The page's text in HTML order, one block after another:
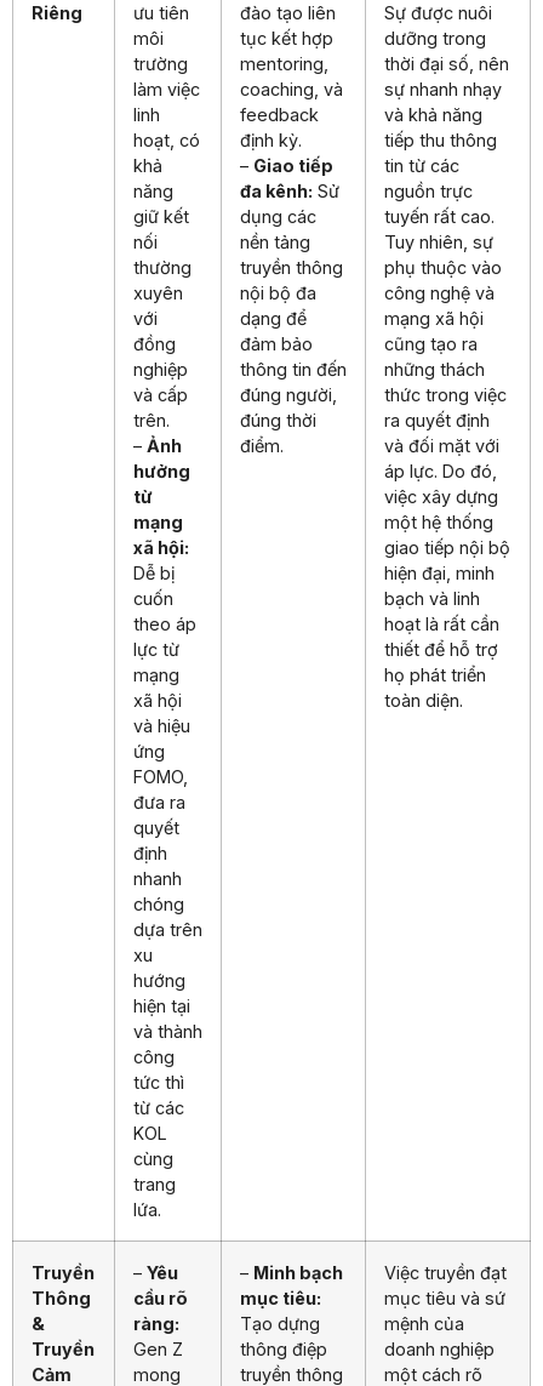
Riêng
ưu tiên
môi
trường
làm việc
linh
hoạt, có
khả
năng
giữ kết
nối
thường
xuyên
với
đồng
nghiệp
và cấp
trên.
– Ảnh
hưởng
từ
mạng
xã hội:
Dễ bị
cuốn
theo áp
lực từ
mạng
xã hội
và hiệu
ứng
FOMO,
đưa ra
quyết
định
nhanh
chóng
dựa trên
xu
hướng
hiện tại
và thành
công
tức thì
từ các
KOL
cùng
trang
lứa.
đào tạo liên
tục kết hợp
mentoring,
coaching, và
feedback
định kỳ.
– Giao tiếp
đa kênh: Sử
dụng các
nền tảng
truyền thông
nội bộ đa
dạng để
đảm bảo
thông tin đến
đúng người,
đúng thời
điểm.
Sự được nuôi
dưỡng trong
thời đại số, nên
sự nhanh nhạy
và khả năng
tiếp thu thông
tin từ các
nguồn trực
tuyến rất cao.
Tuy nhiên, sự
phụ thuộc vào
công nghệ và
mạng xã hội
cũng tạo ra
những thách
thức trong việc
ra quyết định
và đối mặt với
áp lực. Do đó,
việc xây dựng
một hệ thống
giao tiếp nội bộ
hiện đại, minh
bạch và linh
hoạt là rất cần
thiết để hỗ trợ
họ phát triển
toàn diện.
Truyền
Thông
&
Truyền
Cảm
– Yêu
cầu rõ
ràng:
Gen Z
mong
– Minh bạch
mục tiêu:
Tạo dựng
thông điệp
truyền thông
Việc truyền đạt
mục tiêu và sứ
mệnh của
doanh nghiệp
một cách rõ